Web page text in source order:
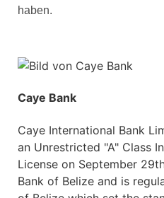
haben.
Caye Bank
Caye International Bank
an Unrestricted "A" Class
License on September
Bank of Belize and is